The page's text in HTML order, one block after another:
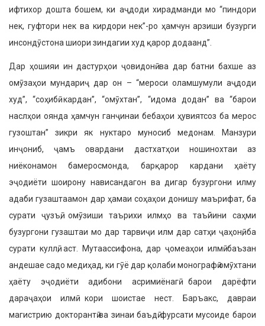
ифтихор дошта бошем, ки аҷдоди хирадманди мо “пиндори
нек, гуфтори нек ва кирдори нек”-ро ҳамчун арзиши бузурги
инсондӯстона шиори зиндагии худ қарор додаанд”.
Дар ҳошияи ин дастурҳои ҷовидонӣ ва дар батни бахше аз
омӯзаҳои мундариҷ дар он – “мероси оламшумули аҷдоди
худ”, “соҳибӣ кардан”, “омӯхтан”, “идома додан” ва “барои
наслҳои оянда ҳамчун ганҷинаи бебаҳои ҳувиятсоз ба мерос
гузоштан” зикри як нуктаро муносиб медонам. Манзури
инҷониб, ҷамъ овардани дастхатҳои ношинохтаи аз
ниёконамон бамеросмонда, барқарор кардани ҳаёту
эҷодиёти шоирону нависандагон ва дигар бузургони илму
адаби гузаштаамон дар ҳамаи соҳаҳои донишу маърифат, ба
сурати ҷузъӣ, омӯзиши таърихи илмҳо ва таъйини саҳми
бузургони гузаштаи мо дар тарвиҷи илм дар сатҳи ҷаҳонӣ, ба
сурати куллӣ, аст. Мутаассифона, дар ҷомеаҳои илмӣ баъзан
андешае садо медиҳад, ки гӯё дар қолаби монографӣ омӯхтани
ҳаёту эҷодиёти адибони асримиёнагӣ барои дарёфти
дараҷаҳои илмӣ кори шоистае нест. Баръакс, давраи
магистрию докторантӣ ва зинаи баъдӣ фурсати мусоиде барои